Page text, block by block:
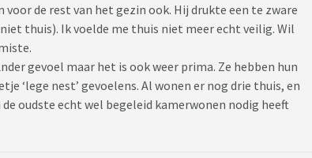
voor de rest van het gezin ook. Hij drukte een te zware
thuis). Ik voelde me thuis niet meer echt veilig. Wil
gevoel maar het is ook weer prima. Ze hebben hun
‘lege nest’ gevoelens. Al wonen er nog drie thuis, en
oudste echt wel begeleid kamerwonen nodig heeft